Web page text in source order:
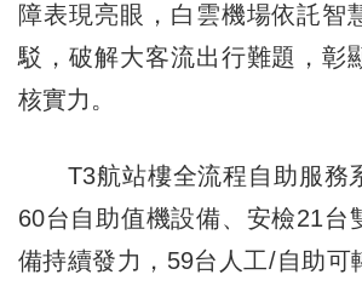
障表現亮眼，白雲機場依託智
駁，破解大客流出行難題，彰
核實力。
T3航站樓全流程自助服務
60台自助值機設備、安檢21台
備持續發力，59台人工/自助可